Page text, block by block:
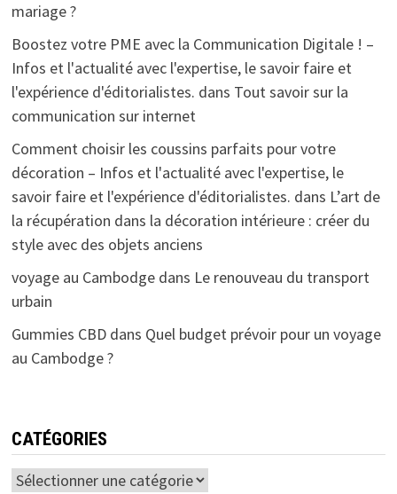
mariage ?
Boostez votre PME avec la Communication Digitale ! –
Infos et l'actualité avec l'expertise, le savoir faire et
l'expérience d'éditorialistes. dans Tout savoir sur la
communication sur internet
Comment choisir les coussins parfaits pour votre
décoration – Infos et l'actualité avec l'expertise, le
savoir faire et l'expérience d'éditorialistes. dans L’art de
la récupération dans la décoration intérieure : créer du
style avec des objets anciens
voyage au Cambodgedans Le renouveau du transport
urbain
Gummies CBDdans Quel budget prévoir pour un voyage
au Cambodge ?
CATÉGORIES
Catégories